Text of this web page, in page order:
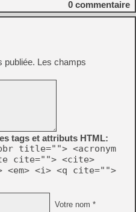
0 commentaire
publiée. Les champs
tags et attributs HTML:
title=""> <acronym
cite=""> <cite>
<em> <i> <q cite="">
Votre nom *